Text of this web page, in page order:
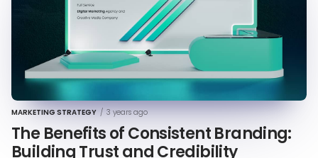
MARKETING STRATEGY / 3 years ago
The Benefits of Consistent Branding:
Building Trust and Credibility